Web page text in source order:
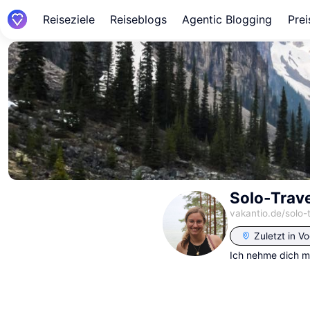
Reiseziele Reiseblogs Agentic Blogging
Solo-
vakantio.de/solo-
Zuletzt in
Ich nehme dich